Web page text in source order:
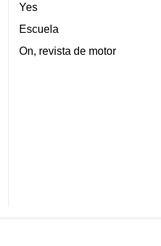
Yes
Escuela
On, revista de motor